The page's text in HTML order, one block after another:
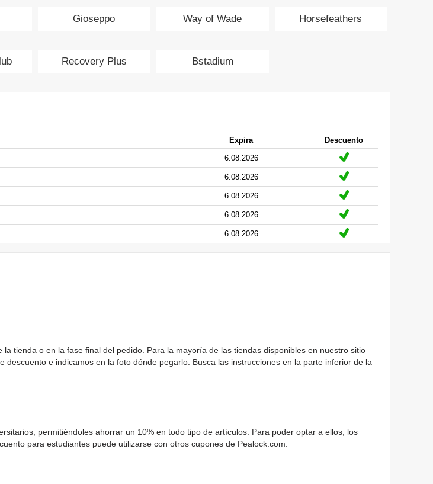
Gioseppo Way of Wade Horsefeathers
Recovery Plus Bstadium
Expira
Descuento
6.08.2026
6.08.2026
6.08.2026
6.08.2026
6.08.2026
tienda o en la fase final del pedido. Para la mayoría de las tiendas disponibles en nuestro sitio
e indicamos en la foto dónde pegarlo. Busca las instrucciones en la parte inferior de la
permitiéndoles ahorrar un 10% en todo tipo de artículos. Para poder optar a ellos, los
para estudiantes puede utilizarse con otros cupones de Pealock.com.